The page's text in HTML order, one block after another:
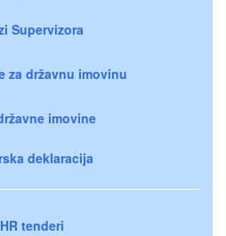
Supervizora
za državnu imovinu
imovine
deklaracija
tenderi